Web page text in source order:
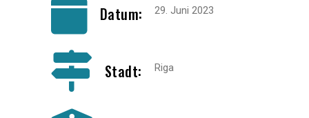
Datum: 29. Juni 2023
Stadt: Riga